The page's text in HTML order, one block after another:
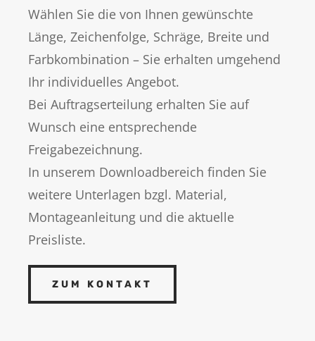
Wählen Sie die von Ihnen gewünschte
Länge, Zeichenfolge, Schräge, Breite und
Farbkombination – Sie erhalten umgehend
Ihr individuelles Angebot.
Bei Auftragserteilung erhalten Sie auf
Wunsch eine entsprechende
Freigabezeichnung.
In unserem Downloadbereich finden Sie
weitere Unterlagen bzgl. Material,
Montageanleitung und die aktuelle
Preisliste.
ZUM KONTAKT